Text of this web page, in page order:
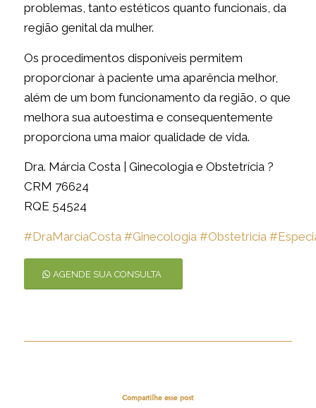
problemas, tanto estéticos quanto funcionais, da
região genital da mulher.
Os procedimentos disponíveis permitem
proporcionar à paciente uma aparência melhor,
além de um bom funcionamento da região, o que
melhora sua autoestima e consequentemente
proporciona uma maior qualidade de vida.
Dra. Márcia Costa | Ginecologia e Obstetrícia ?
CRM 76624
RQE 54524
#DraMarciaCosta #Ginecologia #Obstetricia
AGENDE SUA CONSULTA
Compartilhe esse post